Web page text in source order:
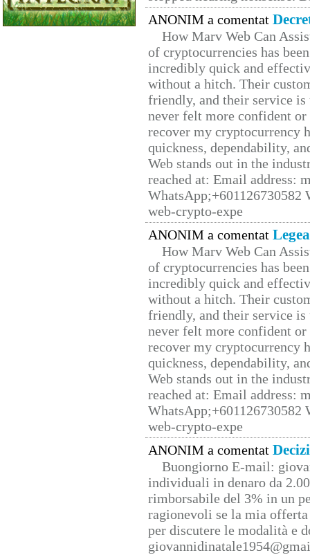
ANONIM a comentat
How Marv Web Can
of cryptocurrencies has
incredibly quick and
without a hitch. Their
friendly, and their service
never felt more confident
recover my cryptocurrency
quickness, dependability,
Web stands out in the
reached at: Email address:
web-crypto-expe
ANONIM a comentat
How Marv Web Can
of cryptocurrencies has
incredibly quick and
without a hitch. Their
friendly, and their service
never felt more confident
recover my cryptocurrency
quickness, dependability,
Web stands out in the
reached at: Email address:
web-crypto-expe
ANONIM a comentat
Buongiorno E-mail:
individuali in denaro da
rimborsabile del 3% in un
ragionevoli se la mia
per discutere le modalità e